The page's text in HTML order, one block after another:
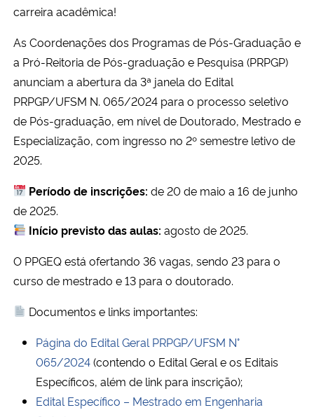
Ministério do Turismo
Ministério do Desenvolvimento Regional
Controladoria-Geral da União
Ministério da Mulher, da Família e dos Direitos Humanos
Secretaria-Geral
Secretaria de Governo
Gabinete de Segurança Institucional
Banco Central do Brasil
Planalto
carreira acadêmica!
As Coordenações dos Programas de Pós-Graduação e
a Pró-Reitoria de Pós-graduação e Pesquisa (PRPGP)
anunciam a abertura da 3ª janela do Edital
PRPGP/UFSM N. 065/2024 para o processo seletivo
de Pós-graduação, em nível de Doutorado, Mestrado e
Especialização, com ingresso no 2º semestre letivo de
2025.
Período de inscrições: de 20 de maio a 16 de junho
de 2025.
Início previsto das aulas: agosto de 2025.
O PPGEQ está ofertando 36 vagas, sendo 23 para o
curso de mestrado e 13 para o doutorado.
Documentos e links importantes:
Página do Edital Geral PRPGP/UFSM N°
065/2024(contendo o Edital Geral e os Editais
Específicos, além de link para inscrição);
Edital Específico – Mestrado em Engenharia